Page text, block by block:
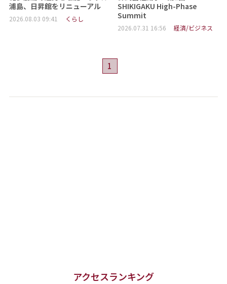
浦島、日昇館をリニューアル
2026.08.03 09:41 くらし
SHIKIGAKU High-Phase
Summit
2026.07.31 16:56 経済/ビジネス
1
アクセスランキング